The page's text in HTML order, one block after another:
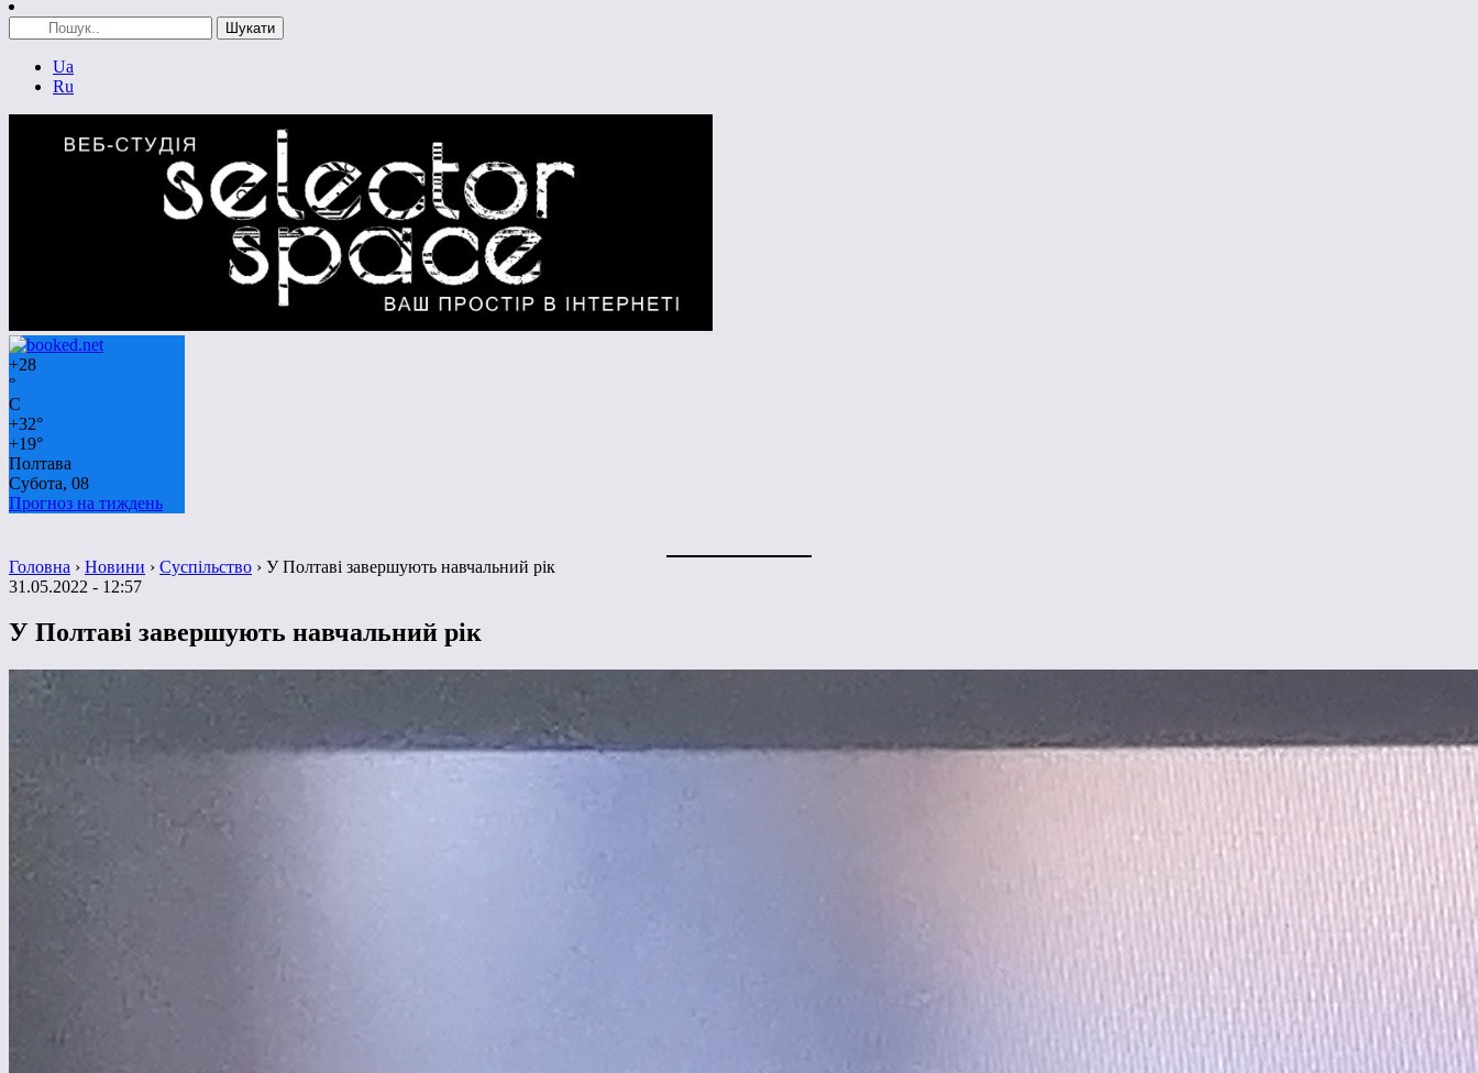
Ua
Ru
+28
°
C
+32°
+19°
Полтава
Субота, 08
Прогноз на тиждень
Головна › Новини › Суспільство › У Полтаві завершують навчальний рік
31.05.2022 - 12:57
У Полтаві завершують навчальний рік